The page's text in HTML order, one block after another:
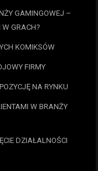
GAMINGOWEJ –
GRACH?
KOMIKSÓW
FIRMY
NA RYNKU
W BRANŻY
DZIAŁALNOŚCI